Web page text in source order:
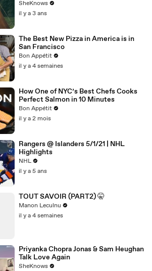
SheKnows
il y a 3 ans
The Best New Pizza in America is in
San Francisco
Bon Appétit
il y a 4 semaines
How One of NYC’s Best Chefs Cooks
Perfect Salmon in 10 Minutes
Bon Appétit
il y a 2 mois
Rangers @ Islanders 5/1/21 | NHL
Highlights
NHL
il y a 5 ans
TOUT SAVOIR (PART2) 🤫
Manon Leculnu
il y a 4 semaines
Priyanka Chopra Jonas & Sam Heughan
Talk Love Again
SheKnows